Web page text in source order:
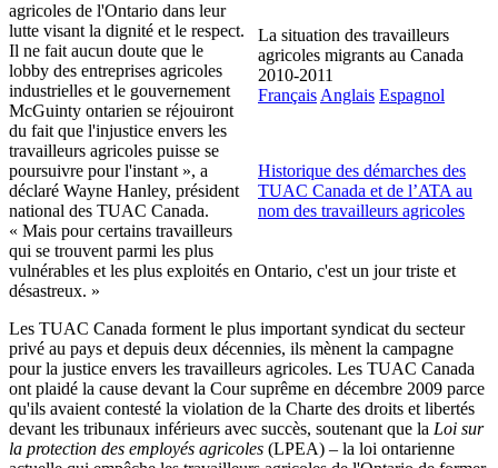
La situation des travailleurs
agricoles migrants au Canada
2010-2011
Français Anglais Espagnol
Historique des démarches des
TUAC Canada et de l’ATA au
nom des travailleurs agricoles
agricoles de l'Ontario dans leur
lutte visant la dignité et le respect.
Il ne fait aucun doute que le
lobby des entreprises agricoles
industrielles et le gouvernement
McGuinty ontarien se réjouiront
du fait que l'injustice envers les
travailleurs agricoles puisse se
poursuivre pour l'instant », a
déclaré Wayne Hanley, président
national des TUAC Canada.
« Mais pour certains travailleurs
qui se trouvent parmi les plus
vulnérables et les plus exploités en Ontario, c'est un jour triste et
désastreux. »
Les TUAC Canada forment le plus important syndicat du secteur
privé au pays et depuis deux décennies, ils mènent la campagne
pour la justice envers les travailleurs agricoles. Les TUAC Canada
ont plaidé la cause devant la Cour suprême en décembre 2009 parce
qu'ils avaient contesté la violation de la Charte des droits et libertés
devant les tribunaux inférieurs avec succès, soutenant que la Loi sur
la protection des employés agricoles (LPEA) – la loi ontarienne